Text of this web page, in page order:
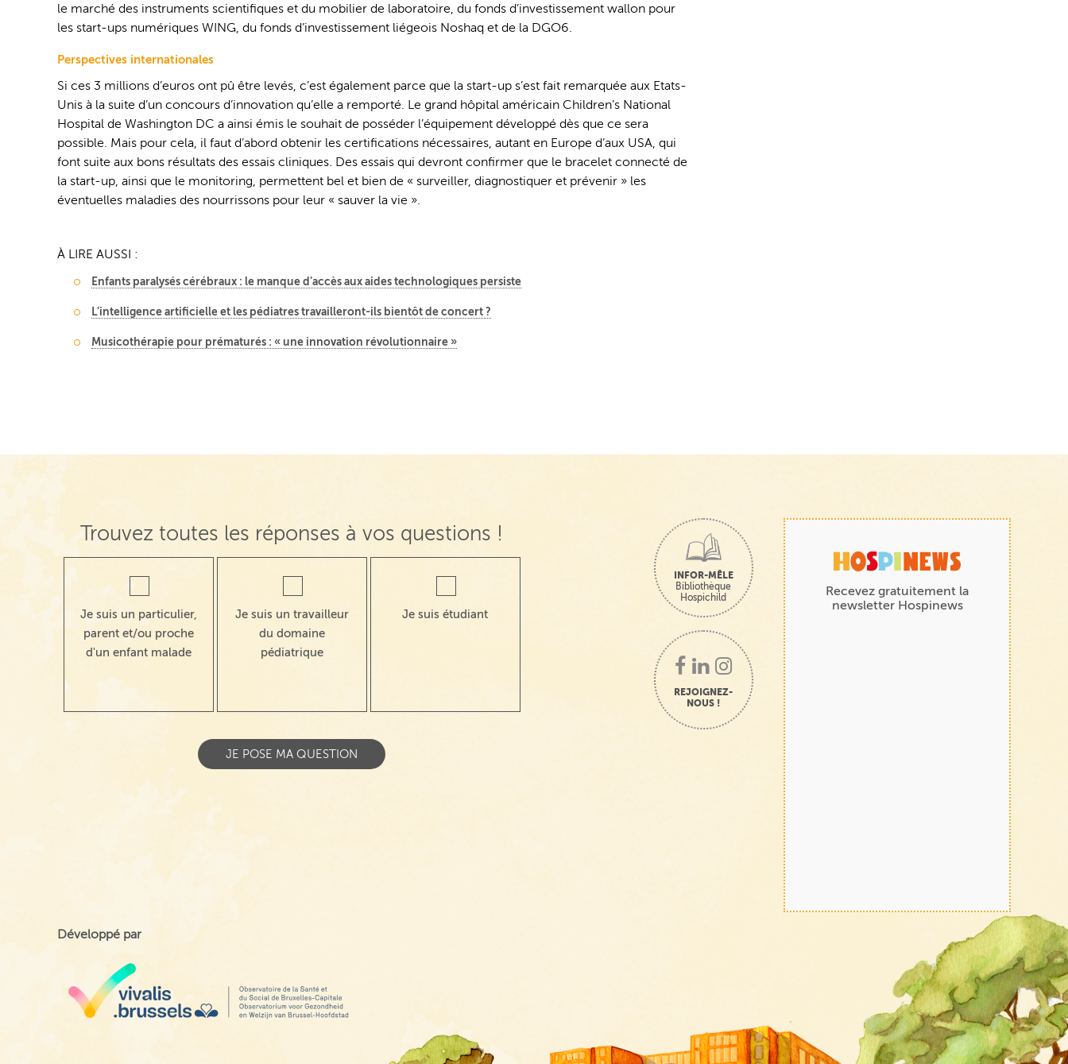
le marché des instruments scientifiques et du mobilier de laboratoire, du fonds d’investissement wallon pour
les start-ups numériques WING, du fonds d’investissement liégeois Noshaq et de la DGO6.
Perspectives internationales
Si ces 3 millions d’euros ont pû être levés, c’est également parce que la start-up s’est fait remarquée aux Etats-
Unis à la suite d’un concours d’innovation qu’elle a remporté. Le grand hôpital américain Children’s National
Hospital de Washington DC a ainsi émis le souhait de posséder l’équipement développé dès que ce sera
possible. Mais pour cela, il faut d’abord obtenir les certifications nécessaires, autant en Europe d’aux USA, qui
font suite aux bons résultats des essais cliniques. Des essais qui devront confirmer que le bracelet connecté de
la start-up, ainsi que le monitoring, permettent bel et bien de « surveiller, diagnostiquer et prévenir » les
éventuelles maladies des nourrissons pour leur « sauver la vie ».
À LIRE AUSSI :
Enfants paralysés cérébraux : le manque d’accès aux aides technologiques persiste
L’intelligence artificielle et les pédiatres travailleront-ils bientôt de concert ?
Musicothérapie pour prématurés : « une innovation révolutionnaire »
Navigation de post
Trouvez toutes les réponses à vos questions !
Je suis un particulier,
parent et/ou proche
d'un enfant malade
Je suis un travailleur
du domaine
pédiatrique
Je suis étudiant
INFOR-MÊLE
Bibliothèque
Hospichild
REJOIGNEZ-
NOUS !
Recevez gratuitement la
newsletter Hospinews
Développé par